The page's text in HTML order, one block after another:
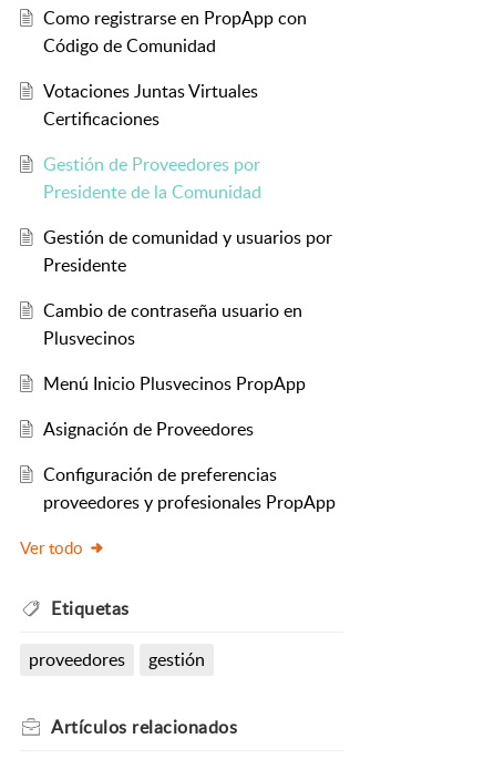
Como registrarse en PropApp con
Código de Comunidad
Votaciones Juntas Virtuales
Certificaciones
Gestión de Proveedores por
Presidente de la Comunidad
Gestión de comunidad y usuarios por
Presidente
Cambio de contraseña usuario en
Plusvecinos
Menú Inicio Plusvecinos PropApp
Asignación de Proveedores
Configuración de preferencias
proveedores y profesionales PropApp
Ver todo
Etiquetas
proveedores gestión
Artículos relacionados